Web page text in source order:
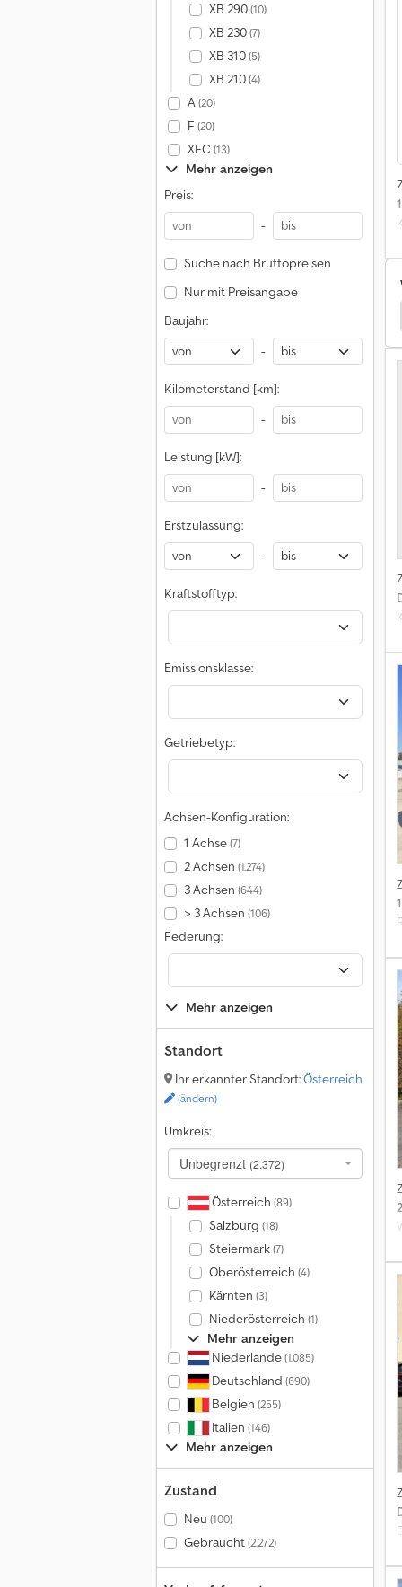
XB 290(10)
XB 230(7)
XB 310(5)
XB 210(4)
A(20)
F (20)
XFC (13)
Mehr anzeigen
Preis:
-
Suche nach Bruttopreisen
Nur mit Preisangabe
Baujahr:
-
Kilometerstand [km]:
-
Leistung [kW]:
-
Erstzulassung:
-
Kraftstofftyp:
Emissionsklasse:
Getriebetyp:
Achsen-Konfiguration:
1 Achse(7)
2 Achsen (1.274)
3 Achsen (644)
> 3 Achsen (106)
Federung:
Mehr anzeigen
Standort
Ihr erkannter Standort:Österreich
(ändern)
Umkreis:
Unbegrenzt (2.372)
Österreich (89)
Salzburg (18)
Steiermark(7)
Oberösterreich (4)
Kärnten (3)
Niederösterreich (1)
Mehr anzeigen
Niederlande(1.085)
Deutschland (690)
Belgien (255)
Italien (146)
Mehr anzeigen
Zustand
Neu (100)
Gebraucht(2.272)
Palfinger Schubmaststapler